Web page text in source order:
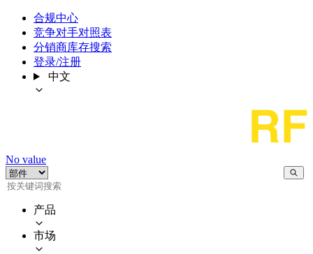
合规中心
竞争对手对照表
分销商库存搜索
登录/注册
中文
No value
产品
市场